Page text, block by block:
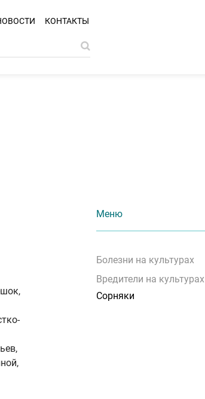
КОНТАКТЫ
Меню
Болезни на культурах
Вредители на культурах
Сорняки